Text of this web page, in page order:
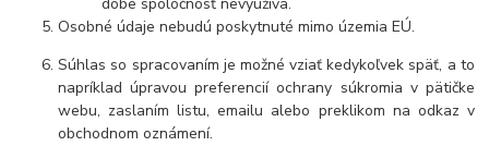
dobe spoločnosť nevyužíva.
Osobné údaje nebudú poskytnuté mimo územia EÚ.
Súhlas so spracovaním je možné vziať kedykoľvek späť, a to
napríklad úpravou preferencií ochrany súkromia v pätičke
webu, zaslaním listu, emailu alebo preklikom na odkaz v
obchodnom oznámení.